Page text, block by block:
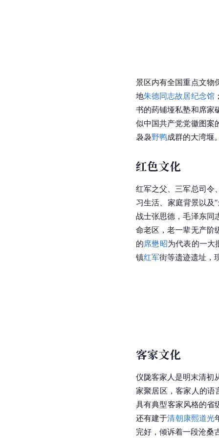
景区内有全国重点文物
地朱德同志故居纪念馆
书的药铺垭私塾和席家
似中国共产党党徽图案
袅袅野鸭成群的大湾堰
红色文化
红军之父、 三军总司令
习生活、家庭背景以及
战士张思德，毛泽东同
命老区，老一辈无产阶
的席懋昭为代表的一大
镇红军街等遗迹遗址，
客家文化
仪陇客家人是明末清初
家聚居区，客家人的
具有典型客家风格的
还有建于清朝康熙道光
完好，倾诉着一段沧桑